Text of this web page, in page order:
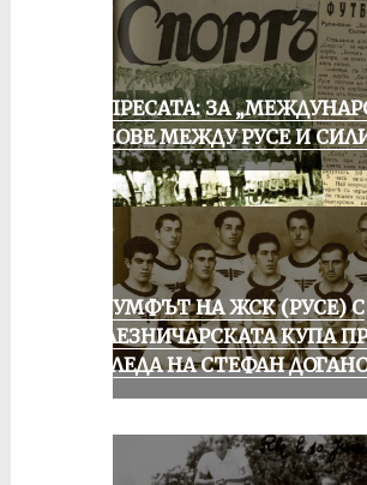
ОТ ПРЕСАТА: ЗА
МАЧОВЕ МЕЖДУ РУСЕ И
ТРИУМФЪТ НА ЖСК (РУСЕ) С
ЖЕЛЕЗНИЧАРСКАТА КУПА
ПОГЛЕДА НА СТЕФАН